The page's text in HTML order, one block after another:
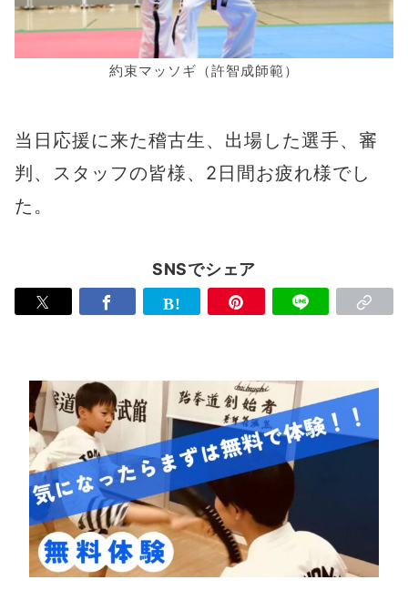
約束マッソギ（許智成師範）
当日応援に来た稽古生、出場した選手、審
判、スタッフの皆様、2日間お疲れ様でし
た。
SNSでシェア